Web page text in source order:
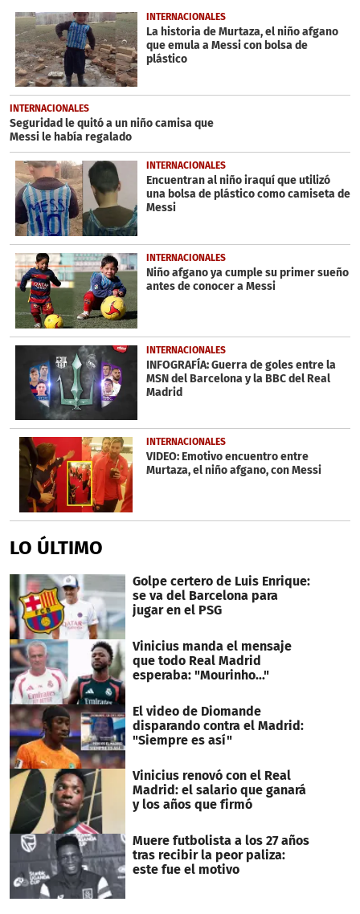
9
minutes,
37
seconds
INTERNACIONALES
La historia de Murtaza, el niño afgano
que emula a Messi con bolsa de
plástico
INTERNACIONALES
Seguridad le quitó a un niño camisa que
Messi le había regalado
INTERNACIONALES
Encuentran al niño iraquí que utilizó
una bolsa de plástico como camiseta de
Messi
INTERNACIONALES
Niño afgano ya cumple su primer sueño
antes de conocer a Messi
INTERNACIONALES
INFOGRAFÍA: Guerra de goles entre la
MSN del Barcelona y la BBC del Real
Madrid
INTERNACIONALES
VIDEO: Emotivo encuentro entre
Murtaza, el niño afgano, con Messi
LO ÚLTIMO
Golpe certero de Luis Enrique:
se va del Barcelona para
jugar en el PSG
Vinicius manda el mensaje
que todo Real Madrid
esperaba: "Mourinho..."
El video de Diomande
disparando contra el Madrid:
"Siempre es así"
Vinicius renovó con el Real
Madrid: el salario que ganará
y los años que firmó
Muere futbolista a los 27 años
tras recibir la peor paliza:
este fue el motivo